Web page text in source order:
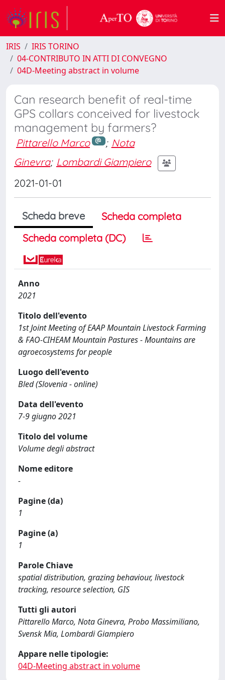
IRIS
IRIS TORINO
04-CONTRIBUTO IN ATTI DI CONVEGNO
04D-Meeting abstract in volume
Can research benefit of real-time
GPS collars conceived for livestock
management by farmers?
Pittarello Marco ; Nota
Ginevra; Lombardi Giampiero
2021-01-01
Scheda breve
Scheda completa
Scheda completa (DC)
Anno
2021
Titolo dell'evento
1st Joint Meeting of EAAP Mountain Livestock Farming
& FAO-CIHEAM Mountain Pastures - Mountains are
agroecosystems for people
Luogo dell'evento
Bled (Slovenia - online)
Data dell'evento
7-9 giugno 2021
Titolo del volume
Volume degli abstract
Nome editore
-
Pagine (da)
1
Pagine (a)
1
Parole Chiave
spatial distribution, grazing behaviour, livestock
tracking, resource selection, GIS
Tutti gli autori
Pittarello Marco, Nota Ginevra, Probo Massimiliano,
Svensk Mia, Lombardi Giampiero
Appare nelle tipologie:
04D-Meeting abstract in volume